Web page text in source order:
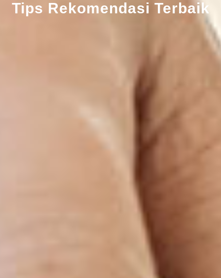
Tips Rekomendasi Terbaik